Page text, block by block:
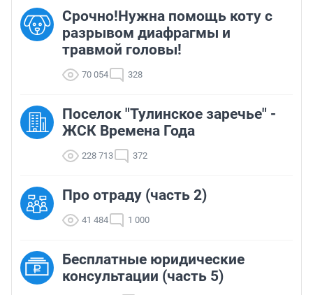
Срочно!Нужна помощь коту с
разрывом диафрагмы и
травмой головы!
70 054 328
Поселок "Тулинское заречье" -
ЖСК Времена Года
228 713 372
Про отраду (часть 2)
41 484 1 000
Бесплатные юридические
консультации (часть 5)